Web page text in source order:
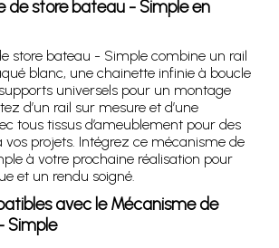
de store bateau - Simple en
store bateau - Simple combine un rail
blanc, une chainette infinie à boucle
universels pour un montage
d’un rail sur mesure et d’une
tous tissus d’ameublement pour des
vos projets. Intégrez ce mécanisme de
à votre prochaine réalisation pour
et un rendu soigné.
avec le Mécanisme de
Simple